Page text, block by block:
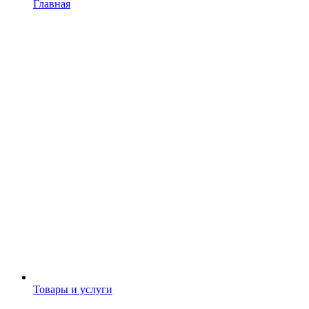
Главная
Товары и услуги